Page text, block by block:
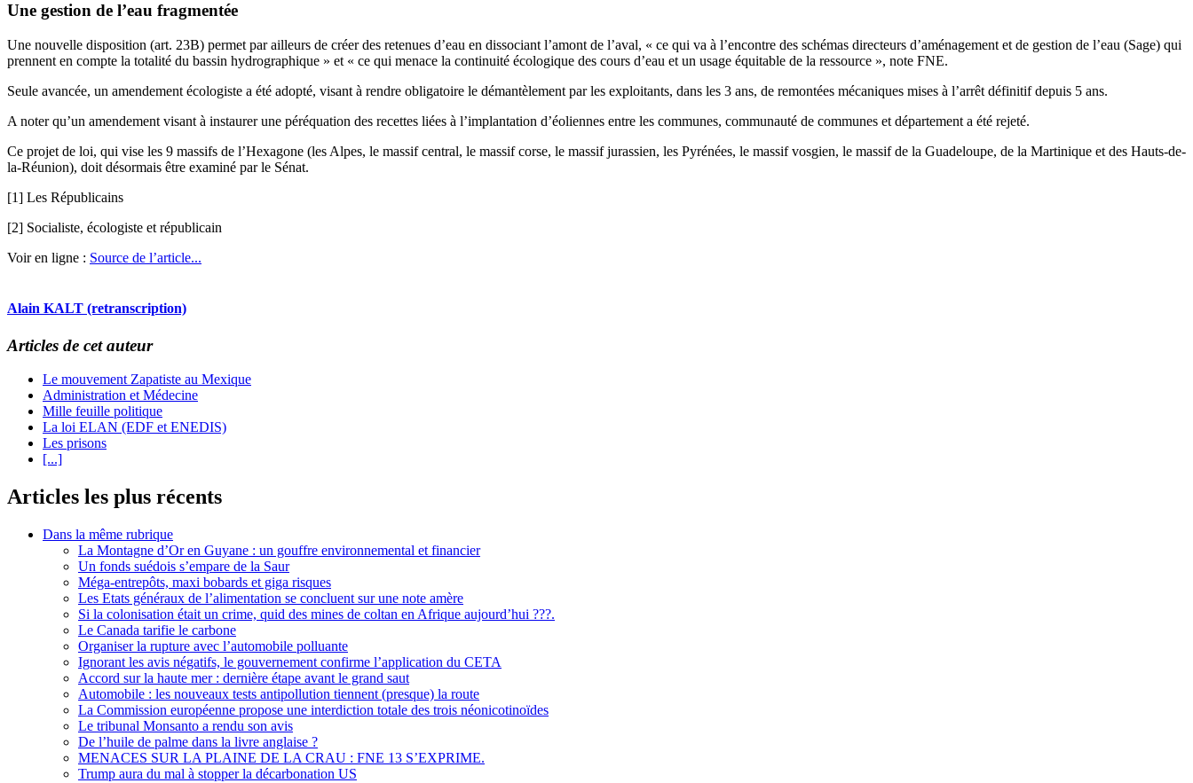
Une gestion de l’eau fragmentée
Une nouvelle disposition (art. 23B) permet par ailleurs de créer des retenues d’eau en dissociant l’amont de l’aval, « ce qui va à l’encontre des schémas directeurs d’aménagement et de gestion de l’eau (Sage) qui
prennent en compte la totalité du bassin hydrographique » et « ce qui menace la continuité écologique des cours d’eau et un usage équitable de la ressource », note FNE.
Seule avancée, un amendement écologiste a été adopté, visant à rendre obligatoire le démantèlement par les exploitants, dans les 3 ans, de remontées mécaniques mises à l’arrêt définitif depuis 5 ans.
A noter qu’un amendement visant à instaurer une péréquation des recettes liées à l’implantation d’éoliennes entre les communes, communauté de communes et département a été rejeté.
Ce projet de loi, qui vise les 9 massifs de l’Hexagone (les Alpes, le massif central, le massif corse, le massif jurassien, les Pyrénées, le massif vosgien, le massif de la Guadeloupe, de la Martinique et des Hauts-de-
la-Réunion), doit désormais être examiné par le Sénat.
[1] Les Républicains
[2] Socialiste, écologiste et républicain
Voir en ligne : Source de l’article...
Alain KALT (retranscription)
Articles de cet auteur
Le mouvement Zapatiste au Mexique
Administration et Médecine
Mille feuille politique
La loi ELAN (EDF et ENEDIS)
Les prisons
[...]
Articles les plus récents
Dans la même rubrique
La Montagne d’Or en Guyane : un gouffre environnemental et financier
Un fonds suédois s’empare de la Saur
Méga-entrepôts, maxi bobards et giga risques
Les Etats généraux de l’alimentation se concluent sur une note amère
Si la colonisation était un crime, quid des mines de coltan en Afrique aujourd’hui ???.
Le Canada tarifie le carbone
Organiser la rupture avec l’automobile polluante
Ignorant les avis négatifs, le gouvernement confirme l’application du CETA
Accord sur la haute mer : dernière étape avant le grand saut
Automobile : les nouveaux tests antipollution tiennent (presque) la route
La Commission européenne propose une interdiction totale des trois néonicotinoïdes
Le tribunal Monsanto a rendu son avis
De l’huile de palme dans la livre anglaise ?
MENACES SUR LA PLAINE DE LA CRAU : FNE 13 S’EXPRIME.
Trump aura du mal à stopper la décarbonation US